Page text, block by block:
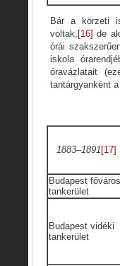
Bár a körzeti
voltak, [16] de
órái
iskola
óravázlatait
tantárgyanként
1883–1891 [17]
Budapest
tankerület
Budapest vidéki
tankerület